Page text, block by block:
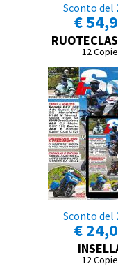
Sconto del
€
12 Copie
Sconto del
€
12 Copie